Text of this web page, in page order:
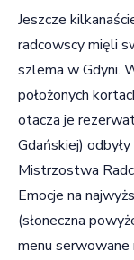
Jeszcze
radcowscy mięli
szlema w Gdyni.
położonych
otacza je
Gdańskiej)
Mistrzostwa
Emocje na
(słoneczna
menu serwowane